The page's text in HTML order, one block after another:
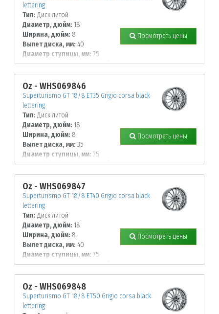
lettering
Тип: Диск литой
Диаметр, дюйм: 18
Ширина, дюйм: 8
Вылет диска, мм: 40
Диаметр ступицы, мм: 75
К-во крепежных отверстий, шт:5
Диаметр располож. отверстий, мм:
108
Посмотреть цены
Oz - WHS069846
Superturismo GT 18/8 ET35 Grigio corsa black
lettering
Тип: Диск литой
Диаметр, дюйм: 18
Ширина, дюйм: 8
Вылет диска, мм: 35
Диаметр ступицы, мм: 75
К-во крепежных отверстий, шт:5
Диаметр располож. отверстий, мм:
112
Посмотреть цены
Oz - WHS069847
Superturismo GT 18/8 ET40 Grigio corsa black
lettering
Тип: Диск литой
Диаметр, дюйм: 18
Ширина, дюйм: 8
Вылет диска, мм: 40
Диаметр ступицы, мм: 75
К-во крепежных отверстий, шт:5
Диаметр располож. отверстий, мм:
114,3
Посмотреть цены
Oz - WHS069848
Superturismo GT 18/8 ET50 Grigio corsa black
lettering